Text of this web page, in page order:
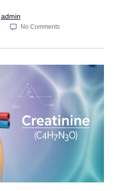
admin
No Comments